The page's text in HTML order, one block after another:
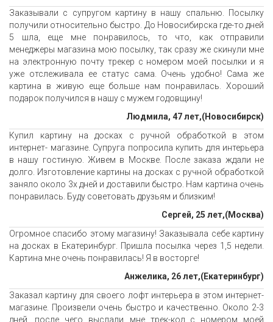
Заказывали с супругом картину в нашу спальню. Посылку
получили относительно быстро. До Новосибирска где-то дней
5 шла, еще мне понравилось, то что, как отправили
менеджеры магазина мою посылку, так сразу же скинули мне
на электронную почту трекер с номером моей посылки и я
уже отслеживала ее статус сама. Очень удобно! Сама же
картина в живую еще больше нам понравилась. Хороший
подарок получился в нашу с мужем годовщину!
Людмила, 47 лет,(Новосибирск)
Купил картину на досках с ручной обработкой в этом
интернет- магазине. Супруга попросила купить для интерьера
в нашу гостиную. Живем в Москве. После заказа ждали не
долго. Изготовление картины на досках с ручной обработкой
заняло около 3х дней и доставили быстро. Нам картина очень
понравилась. Буду советовать друзьям и близким!
Сергей, 25 лет,(Москва)
Огромное спасибо этому магазину! Заказывала себе картину
на досках в Екатеринбург. Пришла посылка через 1,5 недели.
Картина мне очень понравилась! Я в восторге!
Анжелика, 26 лет,(Екатеринбург)
Заказал картину для своего лофт интерьера в этом интернет-
магазине. Произвели очень быстро и качественно. Около 2-3
дней, после чего выслали мне трек-код с номером моей